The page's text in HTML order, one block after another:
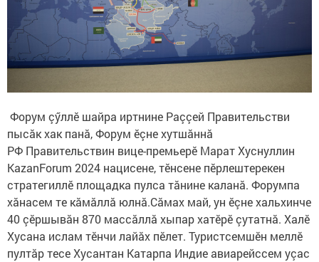
Форум çӳллӗ шайра иртнине Раççей Правительстви
пысăк хак панă, Форум ӗçне хутшăннă
РФ Правительствин вице-премьерӗ Марат Хуснуллин
KazanForum 2024 нацисене, тӗнсене пӗрлештерекен
стратегиллӗ площадка пулса тăнине каланă. Форумпа
хăнасем те кăмăллă юлнă.Сăмах май, ун ӗçне хальхинче
40 çӗршывăн 870 массăллă хыпар хатӗрӗ çутатнă. Халӗ
Хусана ислам тӗнчи лайăх пӗлет. Туристсемшӗн меллӗ
пултăр тесе Хусантан Катарпа Индие авиарейссем уçас